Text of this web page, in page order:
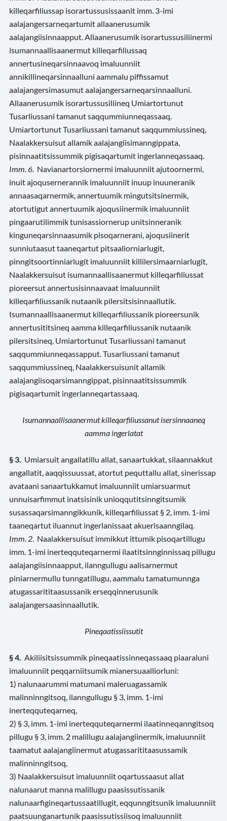
killeqarfiliussap isorartussusissaanit imm. 3-imi
aalajangersarneqartumit allaanerusumik
aalajangiisinnaapput. Allaanerusumik isorartussusiliinermi
isumannaallisaanermut killeqarfiliussaq
annertusineqarsinnaavoq imaluunniit
annikillineqarsinnaalluni aammalu piffissamut
aalajangersimasumut aalajangersarneqarsinnaalluni.
Allaanerusumik isorartussusiliineq Umiartortunut
Tusarliussani tamanut saqqummiunneqassaaq.
Umiartortunut Tusarliussani tamanut saqqummiussineq,
Naalakkersuisut allamik aalajangiisimanngippata,
pisinnaatitsissummik pigisaqartumit ingerlanneqassaaq.
Imm. 6 . Navianartorsiornermi imaluunniit ajutoornermi,
inuit ajoqusernerannik imaluunniit inuup inuuneranik
annaasaqarnermik, annertuumik mingutsitsinermik,
atortutigut annertuumik ajoqusiinermik imaluunniit
pingaarutilimmik tunisassiornerup unitsinneranik
kinguneqarsinnaasumik pisoqarnerani, ajoqusiinerit
sunniutaasut taaneqartut pitsaaliorniarlugit,
pinngitsoortinniarlugit imaluunniit killilersimaarniarlugit,
Naalakkersuisut isumannaallisaanermut killeqarfiliussat
pioreersut annertusisinnaavaat imaluunniit
killeqarfiliussanik nutaanik pilersitsisinnaallutik.
Isumannaallisaanermut killeqarfiliussanik pioreersunik
annertusititsineq aamma killeqarfiliussanik nutaanik
pilersitsineq, Umiartortunut Tusarliussani tamanut
saqqummiunneqassapput. Tusarliussani tamanut
saqqummiussineq, Naalakkersuisunit allamik
aalajangiisoqarsimanngippat, pisinnaatitsissummik
pigisaqartumit ingerlanneqartassaaq.
Isumannaallisaanermut killeqarfiliussanut isersinnaaneq
aamma ingerlatat
§ 3. Umiarsuit angallatillu allat, sanaartukkat, silaannakkut
angallatit, aaqqissuussat, atortut pequttallu allat, sinerissap
avataani sanaartukkamut imaluunniit umiarsuarmut
unnuisarfimmut inatsisinik unioqqutitsinngitsumik
susassaqarsimanngikkunik, killeqarfiliussat § 2, imm. 1-imi
taaneqartut iluannut ingerlanissaat akuerisaanngilaq.
Imm. 2 . Naalakkersuisut immikkut ittumik pisoqartillugu
imm. 1-imi inerteqquteqarnermi ilaatitsinnginnissaq pillugu
aalajangiisinnaapput, ilanngullugu aalisarnermut
piniarnermullu tunngatillugu, aammalu tamatumunnga
atugassarititaasussanik erseqqinnerusunik
aalajangersaasinnaallutik.
Pineqaatissiissutit
§ 4. Akiliisitsissummik pineqaatissinneqassaaq piaaraluni
imaluunniit peqqarniitsumik mianersuaalliorluni:
1) nalunaarummi matumani maleruagassamik
malinninngitsoq, ilanngullugu § 3, imm. 1-imi
inerteqquteqarneq,
2) § 3, imm. 1-imi inerteqquteqarnermi ilaatinneqanngitsoq
pillugu § 3, imm. 2 malillugu aalajangiinermik, imaluunniit
taamatut aalajangiinermut atugassarititaasussamik
malinninngitsoq,
3) Naalakkersuisut imaluunniit oqartussaasut allat
nalunaarut manna malillugu paasissutissanik
nalunaarfigineqartussaatillugit, eqqunngitsunik imaluunniit
paatsuunganartunik paasissutissiisoq imaluunniit